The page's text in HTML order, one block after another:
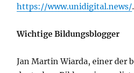
https://www.unidigital.news/.
Wichtige Bildungsblogger
Jan Martin Wiarda, einer der